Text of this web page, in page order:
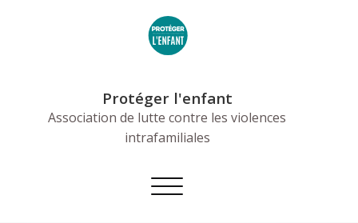
Protéger l'enfant
Association de lutte contre les violences
intrafamiliales
Afficher/masquer
la